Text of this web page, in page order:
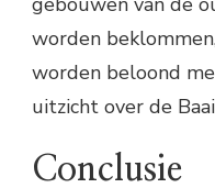
worden
worden beloond
uitzicht over de
Conclusie